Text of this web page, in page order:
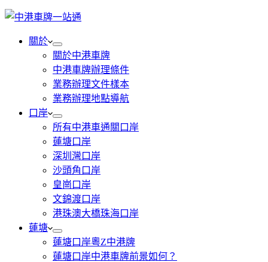
關於
關於中港車牌
中港車牌辦理條件
業務辦理文件樣本
業務辦理地點導航
口岸
所有中港車通關口岸
蓮塘口岸
深圳灣口岸
沙頭角口岸
皇崗口岸
文錦渡口岸
港珠澳大橋珠海口岸
蓮塘
蓮塘口岸粵Z中港牌
蓮塘口岸中港車牌前景如何？